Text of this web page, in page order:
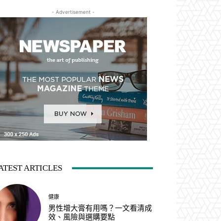
- Advertisement -
ARTICLES
健康
男性增大膏有用嗎？一文看清成
效、風險與選購要點